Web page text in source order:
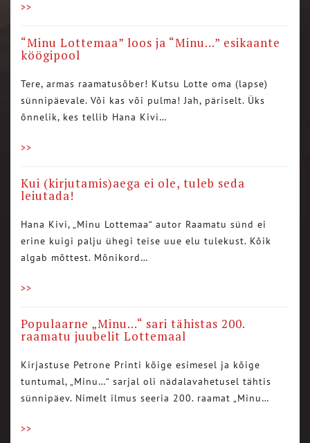
>>
“Minu Lottemaa” loos ja “Minu…” esikaante
köögipool
Tere, armas raamatusõber! Kutsu Lotte oma (lapse)
sünnipäevale. Või kas või pulma! Jah, päriselt. Üks
õnnelik, kes tellib Hana Kivi…
>>
Kui (kirjutamis)aega ei ole, tuleb seda
leiutada!
Hana Kivi, „Minu Lottemaa“ autor Raamatu sünd ei
erine kuigi palju ühegi teise uue elu tulekust. Kõik
algab mõttest. Mõnikord…
>>
Populaarne „Minu…“ sari tähistas 200.
raamatu juubelit Lottemaal
Kirjastuse Petrone Printi kõige esimesel ja kõige
tuntumal, „Minu…“ sarjal oli nädalavahetusel tähtis
sünnipäev. Nimelt ilmus seeria 200. raamat „Minu…
>>